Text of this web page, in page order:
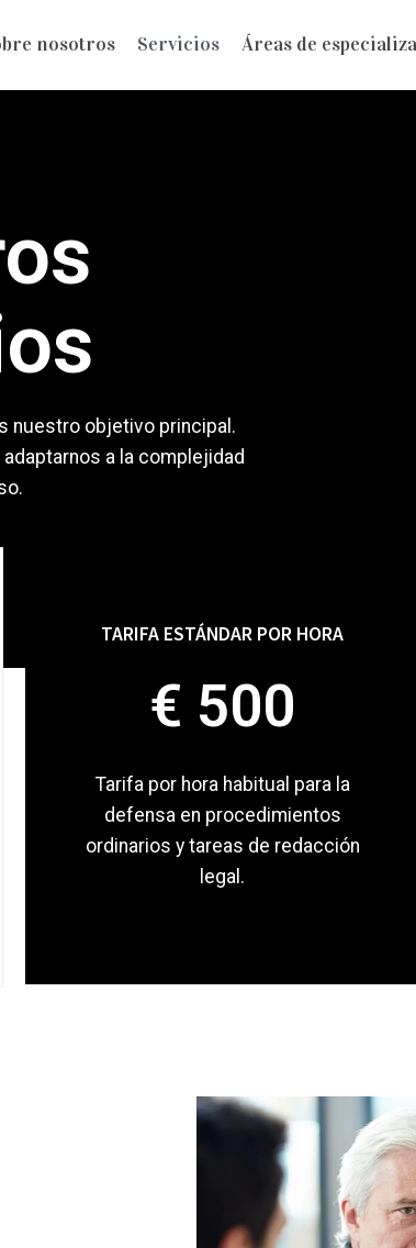
nosotros Servicios Áreas de
nuestro objetivo principal.
a la complejidad
TARIFA ESTÁNDAR POR HORA
€ 500
Tarifa por hora habitual para la
defensa en procedimientos
ordinarios y tareas de redacción
legal.